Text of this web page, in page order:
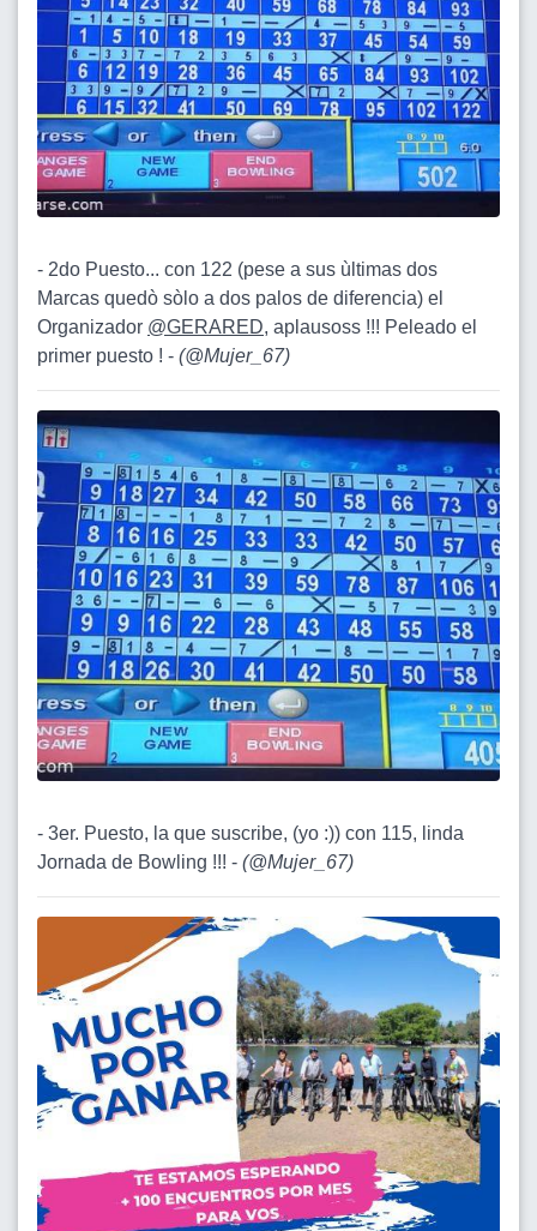
- 2do Puesto... con 122 (pese a sus ùltimas dos
Marcas quedò sòlo a dos palos de diferencia) el
Organizador @GERARED, aplausoss !!! Peleado el
primer puesto ! - (@Mujer_67)
- 3er. Puesto, la que suscribe, (yo :)) con 115, linda
Jornada de Bowling !!! - (@Mujer_67)